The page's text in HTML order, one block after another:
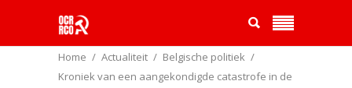
Home Actualiteit
Belgische politiek
Kroniek van een aangekondigde catastrofe in de